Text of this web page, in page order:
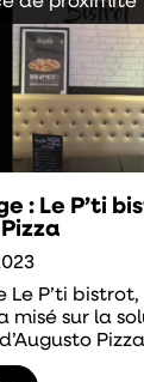
: Le P’ti
Le P’ti
misé sur la